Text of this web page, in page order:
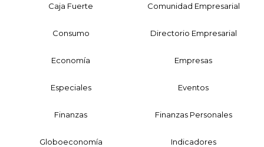
Caja Fuerte Comunidad Empresarial
Consumo Directorio Empresarial
Economía Empresas
Especiales Eventos
Finanzas Finanzas Personales
Globoeconomía Indicadores